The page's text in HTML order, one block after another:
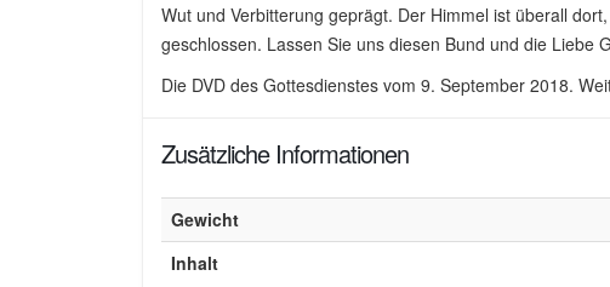
Wut und Verbitterung geprägt. Der Himmel ist überall
geschlossen. Lassen Sie uns diesen Bund und die Liebe
Die DVD des Gottesdienstes vom 9. September 2018.
Zusätzliche Informationen
Gewicht
Inhalt